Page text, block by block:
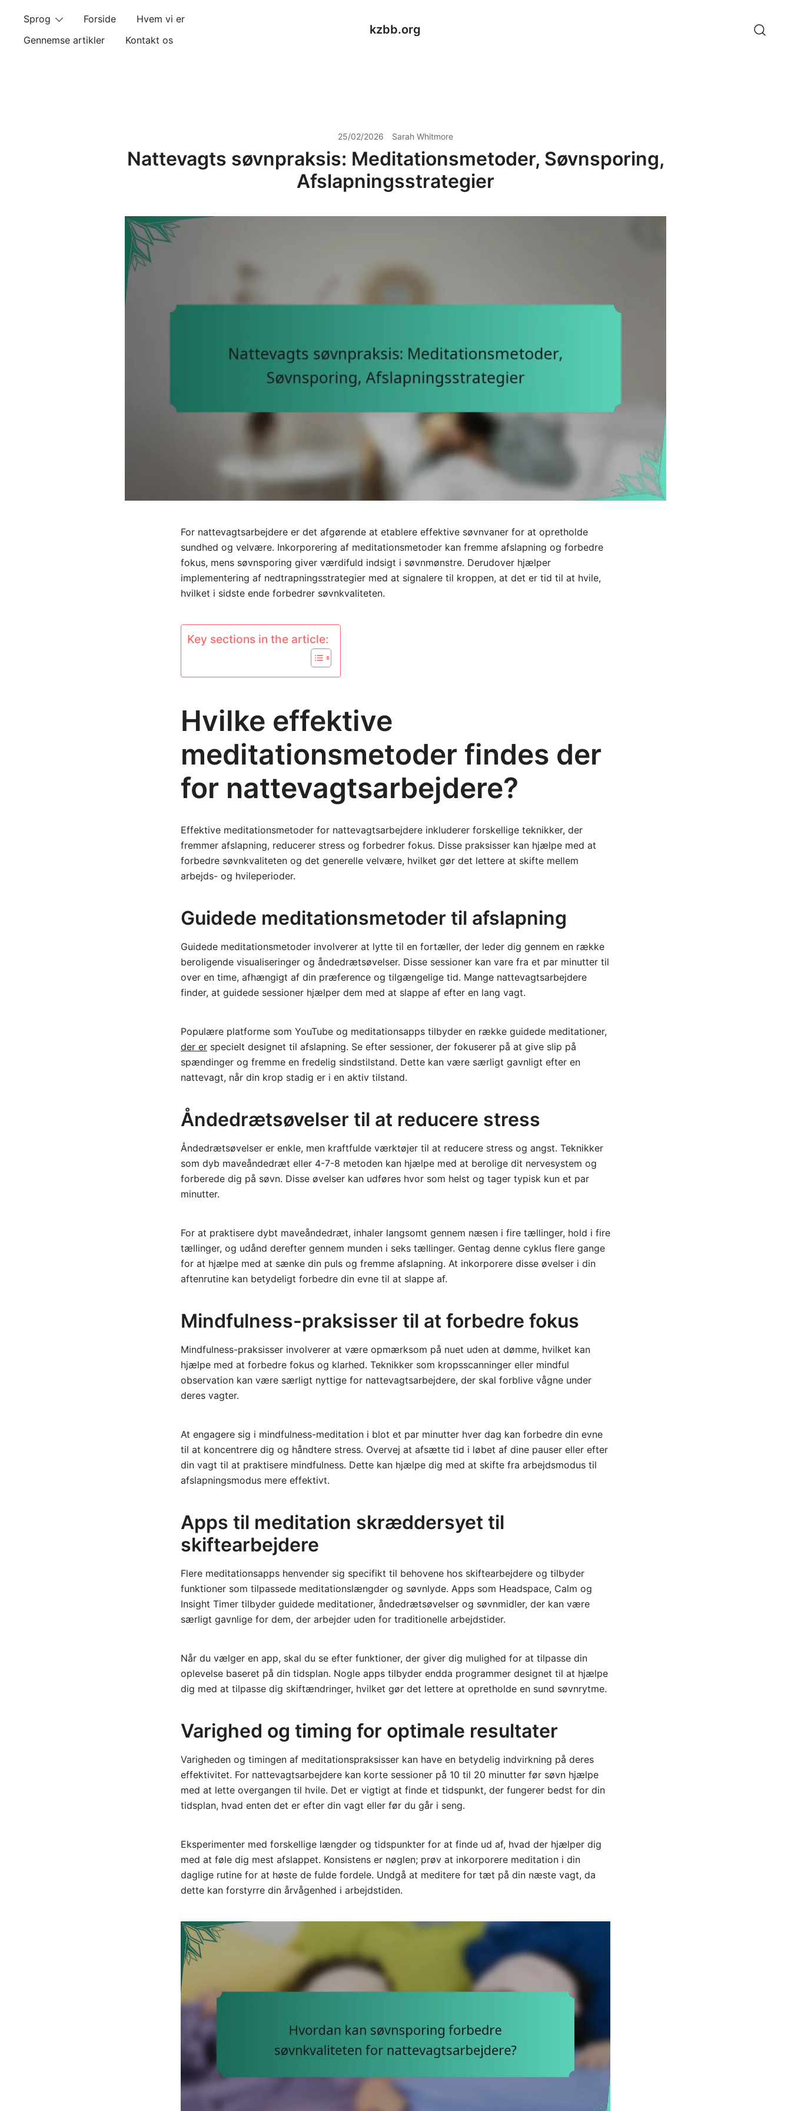
content
Sprog Forside
Hvem vi er
Gennemse artikler
Kontakt os
kzbb.org
25/02/2026 Sarah Whitmore
Nattevagts søvnpraksis: Meditationsmetoder, Søvnsporing,
Afslapningsstrategier
For nattevagtsarbejdere er det afgørende at etablere effektive søvnvaner for at opretholde
sundhed og velvære. Inkorporering af meditationsmetoder kan fremme afslapning og forbedre
fokus, mens søvnsporing giver værdifuld indsigt i søvnmønstre. Derudover hjælper
implementering af nedtrapningsstrategier med at signalere til kroppen, at det er tid til at hvile,
hvilket i sidste ende forbedrer søvnkvaliteten.
Key sections in the article:
Hvilke effektive
meditationsmetoder findes der
for nattevagtsarbejdere?
Effektive meditationsmetoder for nattevagtsarbejdere inkluderer forskellige teknikker, der
fremmer afslapning, reducerer stress og forbedrer fokus. Disse praksisser kan hjælpe med at
forbedre søvnkvaliteten og det generelle velvære, hvilket gør det lettere at skifte mellem
arbejds- og hvileperioder.
Guidede meditationsmetoder til afslapning
Guidede meditationsmetoder involverer at lytte til en fortæller, der leder dig gennem en række
beroligende visualiseringer og åndedrætsøvelser. Disse sessioner kan vare fra et par minutter til
over en time, afhængigt af din præference og tilgængelige tid. Mange nattevagtsarbejdere
finder, at guidede sessioner hjælper dem med at slappe af efter en lang vagt.
Populære platforme som YouTube og meditationsapps tilbyder en række guidede meditationer,
der er specielt designet til afslapning. Se efter sessioner, der fokuserer på at give slip på
spændinger og fremme en fredelig sindstilstand. Dette kan være særligt gavnligt efter en
nattevagt, når din krop stadig er i en aktiv tilstand.
Åndedrætsøvelser til at reducere stress
Åndedrætsøvelser er enkle, men kraftfulde værktøjer til at reducere stress og angst. Teknikker
som dyb maveåndedræt eller 4-7-8 metoden kan hjælpe med at berolige dit nervesystem og
forberede dig på søvn. Disse øvelser kan udføres hvor som helst og tager typisk kun et par
minutter.
For at praktisere dybt maveåndedræt, inhaler langsomt gennem næsen i fire tællinger, hold i fire
tællinger, og udånd derefter gennem munden i seks tællinger. Gentag denne cyklus flere gange
for at hjælpe med at sænke din puls og fremme afslapning. At inkorporere disse øvelser i din
aftenrutine kan betydeligt forbedre din evne til at slappe af.
Mindfulness-praksisser til at forbedre fokus
Mindfulness-praksisser involverer at være opmærksom på nuet uden at dømme, hvilket kan
hjælpe med at forbedre fokus og klarhed. Teknikker som kropsscanninger eller mindful
observation kan være særligt nyttige for nattevagtsarbejdere, der skal forblive vågne under
deres vagter.
At engagere sig i mindfulness-meditation i blot et par minutter hver dag kan forbedre din evne
til at koncentrere dig og håndtere stress. Overvej at afsætte tid i løbet af dine pauser eller efter
din vagt til at praktisere mindfulness. Dette kan hjælpe dig med at skifte fra arbejdsmodus til
afslapningsmodus mere effektivt.
Apps til meditation skræddersyet til
skiftearbejdere
Flere meditationsapps henvender sig specifikt til behovene hos skiftearbejdere og tilbyder
funktioner som tilpassede meditationslængder og søvnlyde. Apps som Headspace, Calm og
Insight Timer tilbyder guidede meditationer, åndedrætsøvelser og søvnmidler, der kan være
særligt gavnlige for dem, der arbejder uden for traditionelle arbejdstider.
Når du vælger en app, skal du se efter funktioner, der giver dig mulighed for at tilpasse din
oplevelse baseret på din tidsplan. Nogle apps tilbyder endda programmer designet til at hjælpe
dig med at tilpasse dig skiftændringer, hvilket gør det lettere at opretholde en sund søvnrytme.
Varighed og timing for optimale resultater
Varigheden og timingen af meditationspraksisser kan have en betydelig indvirkning på deres
effektivitet. For nattevagtsarbejdere kan korte sessioner på 10 til 20 minutter før søvn hjælpe
med at lette overgangen til hvile. Det er vigtigt at finde et tidspunkt, der fungerer bedst for din
tidsplan, hvad enten det er efter din vagt eller før du går i seng.
Eksperimenter med forskellige længder og tidspunkter for at finde ud af, hvad der hjælper dig
med at føle dig mest afslappet. Konsistens er nøglen; prøv at inkorporere meditation i din
daglige rutine for at høste de fulde fordele. Undgå at meditere for tæt på din næste vagt, da
dette kan forstyrre din årvågenhed i arbejdstiden.